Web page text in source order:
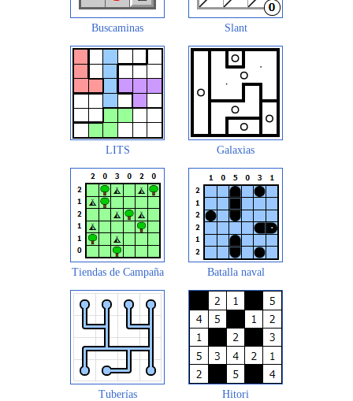
Buscaminas Slant
LITS Galaxias
Tiendas de Campaña Batalla naval
Tuberías Hitori